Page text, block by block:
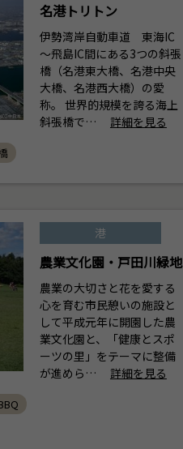
名港トリトン
伊勢湾岸自動車道 東海IC
～飛島IC間にある3つの斜張
橋（名港東大橋、名港中央
大橋、名港西大橋）の愛
称。 世界的規模を誇る海上
斜張橋で…
詳細を見る
港
農業文化園・戸田川緑地
農業の大切さと花を愛する
心を育む市民憩いの施設と
して平成元年に開園した農
業文化園と、「健康とスポ
ーツの里」をテーマに整備
が進めら…
詳細を見る